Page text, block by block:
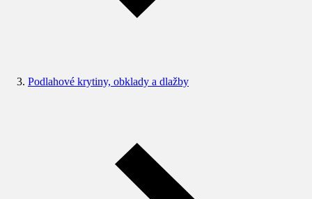
Podlahové krytiny, obklady a dlažby